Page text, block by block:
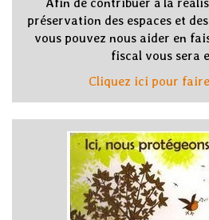
préservation des espaces et
vous pouvez nous aider en
fiscal vous sera
Cliquez ici pour